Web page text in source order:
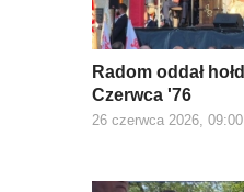
Radom oddał
Czerwca '76
26 czerwca 2026, 09:00